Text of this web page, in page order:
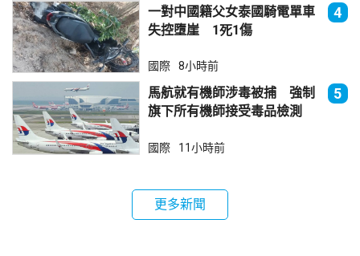
一對中國籍父女泰國騎電單車
失控墮崖 1死1傷
4
國際 8小時前
馬航就有機師涉毒被捕 強制
旗下所有機師接受毒品檢測
5
國際 11小時前
更多新聞